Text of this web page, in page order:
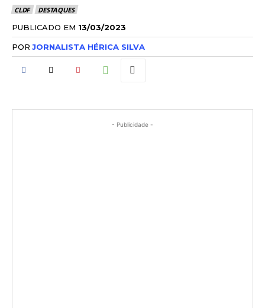
CLDF DESTAQUES
PUBLICADO EM 13/03/2023
POR JORNALISTA HÉRICA SILVA
- Publicidade -